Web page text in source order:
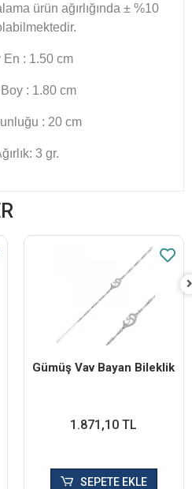
ürün ağırlığında ± %10
En : 1.50 cm
: 1.80 cm
: 20 cm
3 gr.
Gümüş Vav Bayan Bileklik
1.871,10 TL
SEPETE EKLE